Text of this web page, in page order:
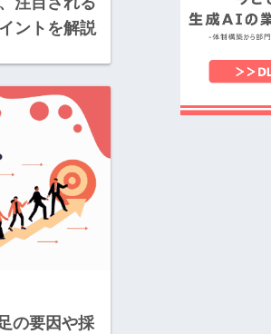
ントを解説
の要因や採